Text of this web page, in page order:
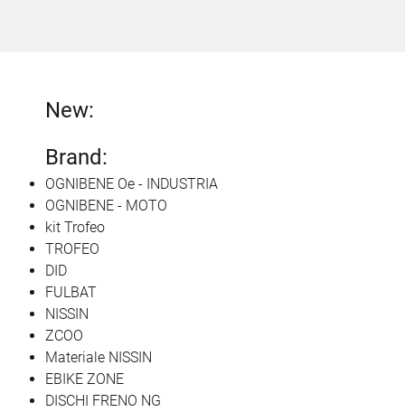
New:
Brand:
OGNIBENE Oe - INDUSTRIA
OGNIBENE - MOTO
kit Trofeo
TROFEO
DID
FULBAT
NISSIN
ZCOO
Materiale NISSIN
EBIKE ZONE
DISCHI FRENO NG